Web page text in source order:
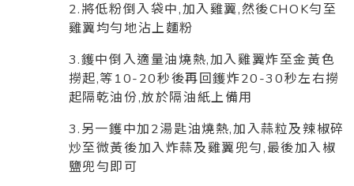
2.將低粉倒入袋中,加入雞翼,然後CHOK勻至
雞翼均勻地沾上麵粉
3.鑊中倒入適量油燒熱,加入雞翼炸至金黃色
撈起,等10-20秒後再回鑊炸20-30秒左右撈
起隔乾油份,放於隔油紙上備用
3.另一鑊中加2湯匙油燒熱,加入蒜粒及辣椒碎
炒至微黃後加入炸蒜及雞翼兜勻,最後加入椒
鹽兜勻即可